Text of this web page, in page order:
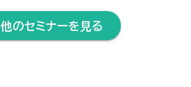
他のセミナーを見る